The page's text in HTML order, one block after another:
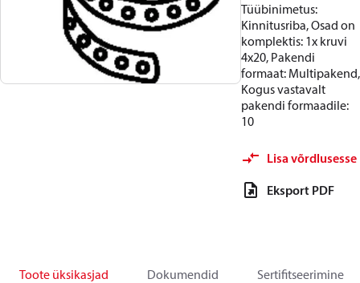
Tüübinimetus:
Kinnitusriba, Osad on
komplektis: 1x kruvi
4x20, Pakendi
formaat: Multipakend,
Kogus vastavalt
pakendi formaadile:
10
Lisa võrdlusesse
Eksport PDF
Toote üksikasjad Dokumendid Sertifitseerimine